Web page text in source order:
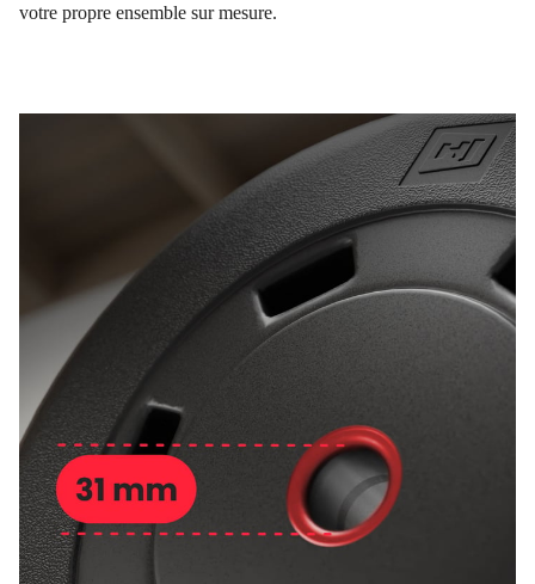
votre propre ensemble sur mesure.